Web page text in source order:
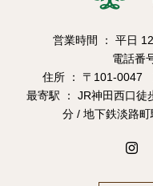
営業時間 ： 平日
電話番
住所 ： 〒101-0047
最寄駅 ： JR神田西口徒
分 / 地下鉄淡路